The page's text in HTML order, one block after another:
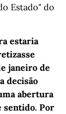
Estado" do
estaria
janeiro de
decisão
abertura
sentido. Por